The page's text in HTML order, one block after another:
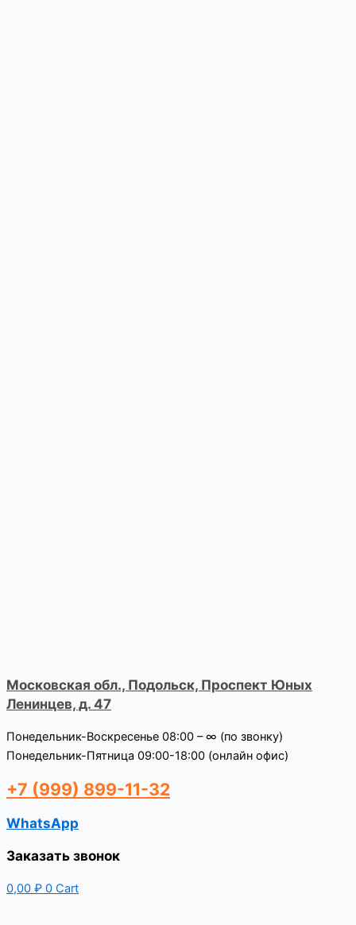
Московская обл., Подольск, Проспект Юных
Ленинцев, д. 47
Понедельник-Воскресенье 08:00 – ∞ (по звонку)
Понедельник-Пятница 09:00-18:00 (онлайн офис)
+7 (999) 899-11-32
WhatsApp
Заказать звонок
0,00 ₽ 0 Cart